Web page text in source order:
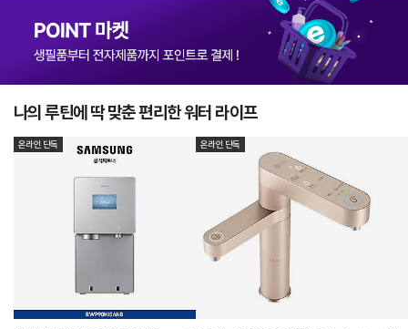
나의 루틴에 딱 맞춘 편리한 워터 라이프
온라인 단독 온라인 단독